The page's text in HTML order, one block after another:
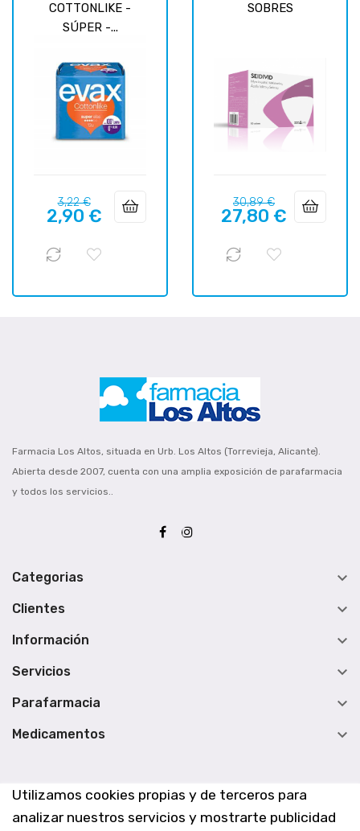
Utilizamos cookies propias y de terceros para
analizar nuestros servicios y mostrarte publicidad
COTTONLIKE -
SÚPER -...
Precio
regular
3,22 €Precio
2,90 €
SOBRES
Precio
regular
30,89 €Precio
27,80 €
Farmacia Los Altos, situada en Urb. Los Altos (Torrevieja, Alicante).
Abierta desde 2007, cuenta con una amplia exposición de parafarmacia
y todos los servicios..
Categorias 
Clientes 
Información 
Servicios 
Parafarmacia 
Medicamentos 